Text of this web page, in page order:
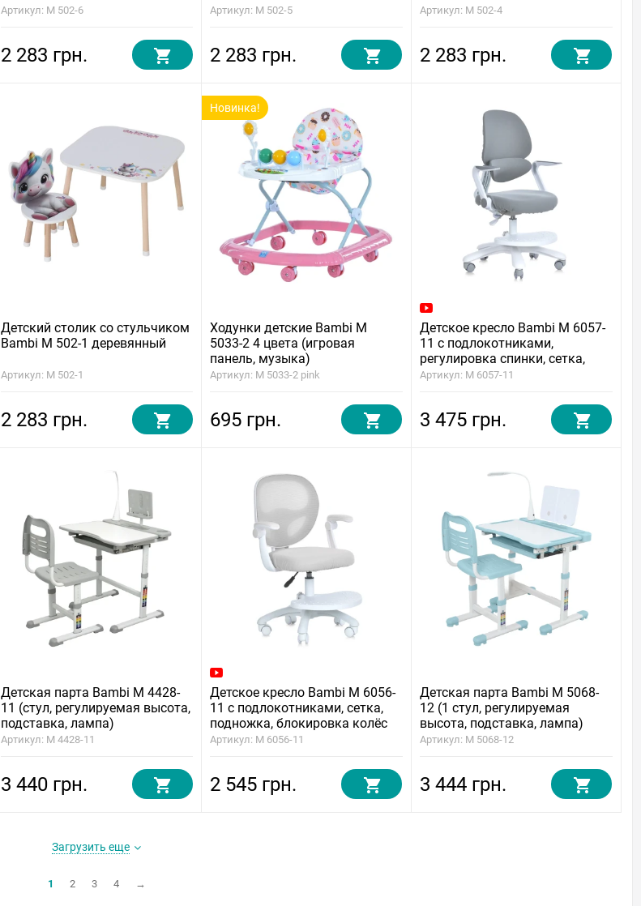
Артикул: M 502-6
2 283 грн.
Артикул: M 502-5
2 283 грн.
Артикул: M 502-4
2 283 грн.
Детский столик со стульчиком
Bambi M 502-1 деревянный
Артикул: M 502-1
2 283 грн.
Новинка!
Ходунки детские Bambi M
5033-2 4 цвета (игровая
панель, музыка)
Артикул: M 5033-2 pink
695 грн.
Детское кресло Bambi M 6057-
11 с подлокотниками,
регулировка спинки, сетка,
подножка, блокировка колёс
Артикул: M 6057-11
3 475 грн.
Детская парта Bambi M 4428-
11 (стул, регулируемая высота,
подставка, лампа)
Артикул: M 4428-11
3 440 грн.
Детское кресло Bambi M 6056-
11 с подлокотниками, сетка,
подножка, блокировка колёс
Артикул: M 6056-11
2 545 грн.
Детская парта Bambi M 5068-
12 (1 стул, регулируемая
высота, подставка, лампа)
Артикул: M 5068-12
3 444 грн.
Загрузить еще
1 2 3 4 →